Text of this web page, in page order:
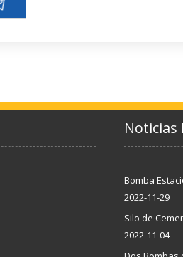
Noticias
Bomba
2022-11-29
Silo de
2022-11-04